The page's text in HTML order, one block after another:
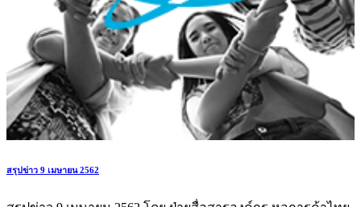
สรุปข่าว 9 เมษายน 2562